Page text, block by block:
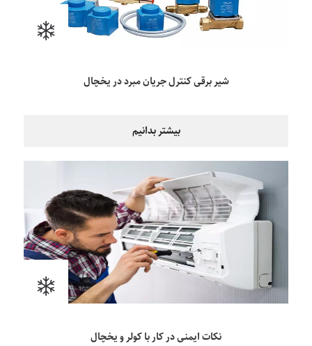
شیر برقی کنترل جریان مبرد در یخچال
بیشتر بدانیم
نکات ایمنی در کار با کولر و یخچال